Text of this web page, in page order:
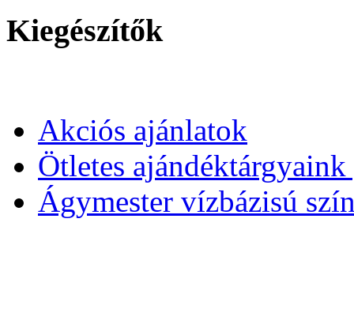
Kiegészítők
Akciós ajánlatok
Ötletes
Ágymester vízbázisú